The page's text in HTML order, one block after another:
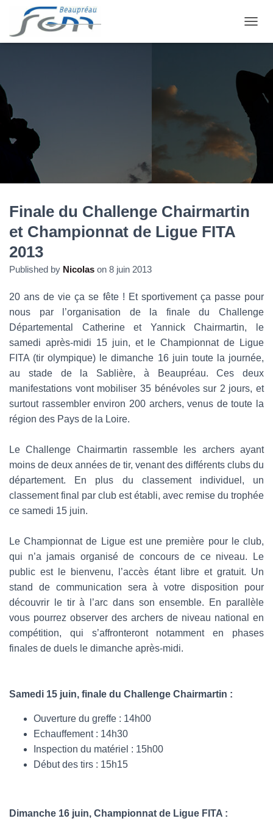
Finale du Challenge Chairmartin
et Championnat de Ligue FITA
2013
Published by Nicolas on 8 juin 2013
20 ans de vie ça se fête ! Et sportivement ça passe pour
nous par l’organisation de la finale du Challenge
Départemental Catherine et Yannick Chairmartin, le
samedi après-midi 15 juin, et le Championnat de Ligue
FITA (tir olympique) le dimanche 16 juin toute la journée,
au stade de la Sablière, à Beaupréau. Ces deux
manifestations vont mobiliser 35 bénévoles sur 2 jours, et
surtout rassembler environ 200 archers, venus de toute la
région des Pays de la Loire.
Le Challenge Chairmartin rassemble les archers ayant
moins de deux années de tir, venant des différents clubs du
département. En plus du classement individuel, un
classement final par club est établi, avec remise du trophée
ce samedi 15 juin.
Le Championnat de Ligue est une première pour le club,
qui n’a jamais organisé de concours de ce niveau. Le
public est le bienvenu, l’accès étant libre et gratuit. Un
stand de communication sera à votre disposition pour
découvrir le tir à l’arc dans son ensemble. En parallèle
vous pourrez observer des archers de niveau national en
compétition, qui s’affronteront notamment en phases
finales de duels le dimanche après-midi.
Samedi 15 juin, finale du Challenge Chairmartin :
Ouverture du greffe : 14h00
Echauffement : 14h30
Inspection du matériel : 15h00
Début des tirs : 15h15
Dimanche 16 juin, Championnat de Ligue FITA :